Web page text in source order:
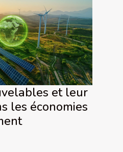
et leur
les économies